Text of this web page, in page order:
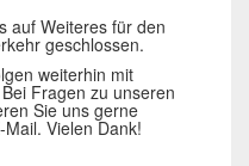
auf Weiteres für den
geschlossen.
weiterhin mit
Fragen zu unseren
Sie uns gerne
Vielen Dank!